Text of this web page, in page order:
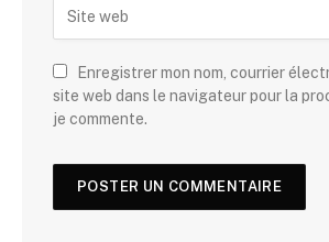
Enregistrer mon nom, courrier
site web dans le navigateur pour la
je commente.